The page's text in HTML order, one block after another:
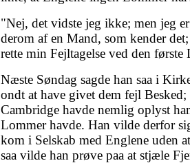
"Nej, det vidste jeg ikke; men jeg
derom af en Mand, som kender
rette min Fejltagelse ved den
Næste Søndag sagde han saa i
ondt at have givet dem fejl
Cambridge havde nemlig oplyst
Lommer havde. Han vilde derfor
kom i Selskab med Englene uden
saa vilde han prøve paa at stjæle